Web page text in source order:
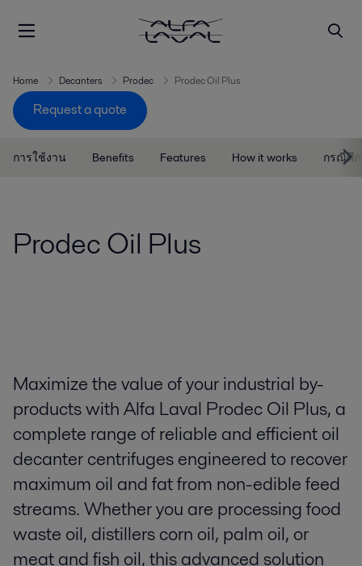
Home Decanters Prodec Prodec Oil Plus
Request a quote
การใช้งาน Benefits Features How it works กรณีศึ
Prodec Oil Plus
Maximize the value of your industrial by-
products with Alfa Laval Prodec Oil Plus, a
complete range of reliable and efficient oil
decanter centrifuges engineered to recover
maximum oil and fat from non-edible feed
streams. Whether you are processing food
waste oil, distillers corn oil, palm oil, or
meat and fish oil, this advanced solution